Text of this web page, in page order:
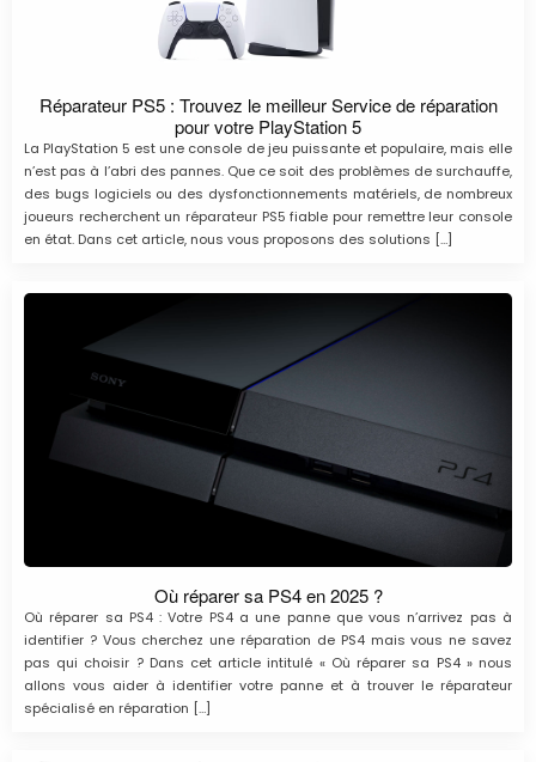
Réparateur PS5 : Trouvez le meilleur Service de réparation
pour votre PlayStation 5
La PlayStation 5 est une console de jeu puissante et populaire, mais elle
n’est pas à l’abri des pannes. Que ce soit des problèmes de surchauffe,
des bugs logiciels ou des dysfonctionnements matériels, de nombreux
joueurs recherchent un réparateur PS5 fiable pour remettre leur console
en état. Dans cet article, nous vous proposons des solutions […]
Où réparer sa PS4 en 2025 ?
Où réparer sa PS4 : Votre PS4 a une panne que vous n’arrivez pas à
identifier ? Vous cherchez une réparation de PS4 mais vous ne savez
pas qui choisir ? Dans cet article intitulé « Où réparer sa PS4 » nous
allons vous aider à identifier votre panne et à trouver le réparateur
spécialisé en réparation […]